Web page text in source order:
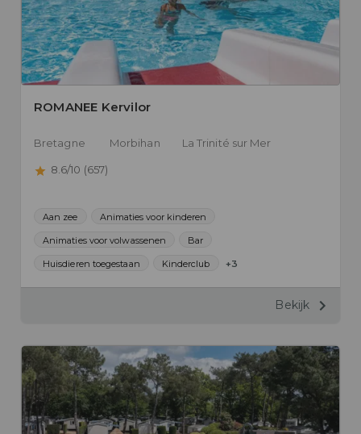
ROMANEE Kervilor
Bretagne Morbihan La Trinité sur Mer
8.6/10 (657)
Aan zee Animaties voor kinderen
Animaties voor volwassenen Bar
Huisdieren toegestaan Kinderclub +3
Bekijk